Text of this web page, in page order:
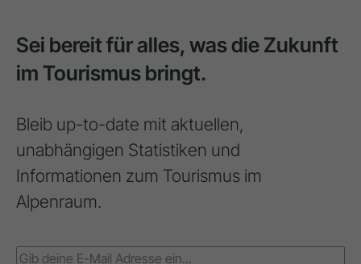
Sei bereit für alles, was die Zukunft
im Tourismus bringt.
Bleib up-to-date mit aktuellen,
unabhängigen Statistiken und
Informationen zum Tourismus im
Alpenraum.